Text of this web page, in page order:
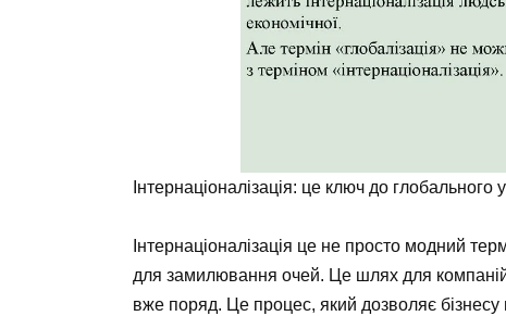
Інтернаціоналізація: це ключ до глобального
Інтернаціоналізація це не просто модний
для замилювання очей. Це шлях для
вже поряд. Це процес, який дозволяє